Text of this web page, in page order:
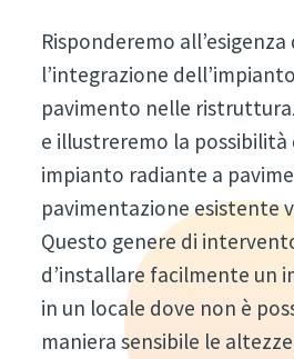
Risponderemo
l’integrazione
pavimento nelle
e illustreremo la possibilità
impianto radiante a
pavimentazione esistente
Questo genere di
d’installare facilmente un
in un locale dove non è
maniera sensibile le